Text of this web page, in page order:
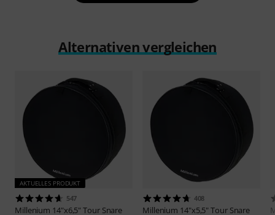
Alternativen vergleichen
AKTUELLES PRODUKT
547
Millenium 14"x6,5" Tour Snare
408
Millenium 14"x5,5" Tour Snare